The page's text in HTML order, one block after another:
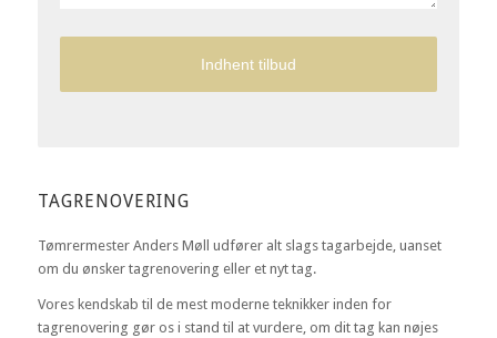
TAGRENOVERING
Tømrermester Anders Møll udfører alt slags tagarbejde, uanset
om du ønsker tagrenovering eller et nyt tag.
Vores kendskab til de mest moderne teknikker inden for
tagrenovering gør os i stand til at vurdere, om dit tag kan nøjes